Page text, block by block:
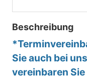
Beschreibung
Sie auch bei
vereinbaren